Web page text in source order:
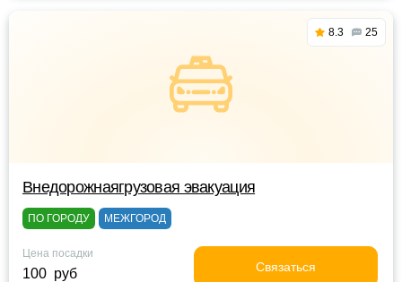
8.3 25
Внедорожнаягрузовая эвакуация
ПО ГОРОДУ МЕЖГОРОД
Цена посадки
100 руб Связаться